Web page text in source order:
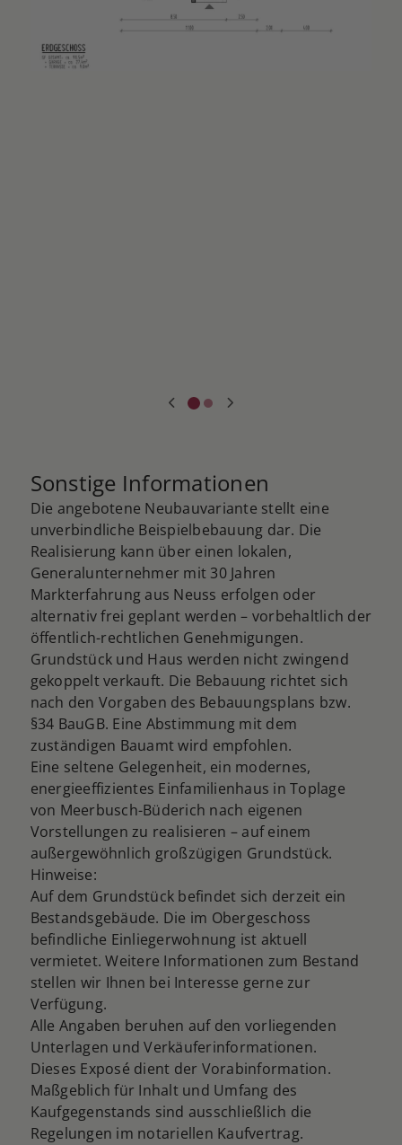
Sonstige Informationen
Die angebotene Neubauvariante stellt eine
unverbindliche Beispielbebauung dar. Die
Realisierung kann über einen lokalen,
Generalunternehmer mit 30 Jahren
Markterfahrung aus Neuss erfolgen oder
alternativ frei geplant werden – vorbehaltlich der
öffentlich-rechtlichen Genehmigungen.
Grundstück und Haus werden nicht zwingend
gekoppelt verkauft. Die Bebauung richtet sich
nach den Vorgaben des Bebauungsplans bzw.
§34 BauGB. Eine Abstimmung mit dem
zuständigen Bauamt wird empfohlen.
Eine seltene Gelegenheit, ein modernes,
energieeffizientes Einfamilienhaus in Toplage
von Meerbusch-Büderich nach eigenen
Vorstellungen zu realisieren – auf einem
außergewöhnlich großzügigen Grundstück.
Hinweise:
Auf dem Grundstück befindet sich derzeit ein
Bestandsgebäude. Die im Obergeschoss
befindliche Einliegerwohnung ist aktuell
vermietet. Weitere Informationen zum Bestand
stellen wir Ihnen bei Interesse gerne zur
Verfügung.
Alle Angaben beruhen auf den vorliegenden
Unterlagen und Verkäuferinformationen.
Dieses Exposé dient der Vorabinformation.
Maßgeblich für Inhalt und Umfang des
Kaufgegenstands sind ausschließlich die
Regelungen im notariellen Kaufvertrag.